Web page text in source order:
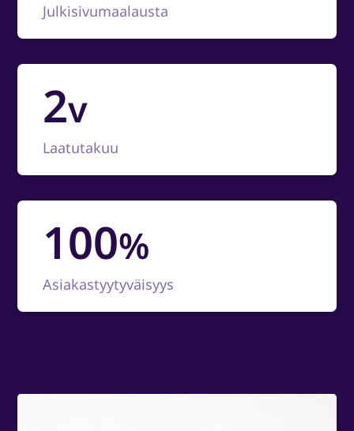
Julkisivumaalausta
2v
Laatutakuu
100%
Asiakastyytyväisyys